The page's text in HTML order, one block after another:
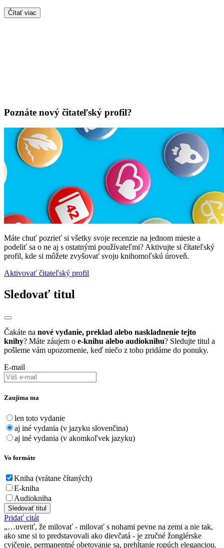
Čítať viac
Poznáte nový čitateľský profil?
Máte chuť pozrieť si všetky svoje recenzie na jednom mieste a
podeliť sa o ne aj s ostatnými používateľmi? Aktivujte si čítateľský
profil, kde si môžete zvyšovať svoju knihomoľskú úroveň.
Aktivovať čitateľský profil
Sledovať titul
Čakáte na nové vydanie, preklad alebo naskladnenie tejto
knihy? Máte záujem o e-knihu alebo audioknihu? Sledujte titul a
pošleme vám upozornenie, keď niečo z toho pridáme do ponuky.
E-mail
Zaujíma ma
len toto vydanie
aj iné vydania (v jazyku slovenčina)
aj iné vydania (v akomkoľvek jazyku)
Vo formáte
Kniha (vrátane čítaných)
E-kniha
Audiokniha
Sledovať titul
Pridať citát
…uveriť, že milovať - milovať s nohami pevne na zemi a nie tak,
ako sme si to predstavovali ako dievčatá - je zručné žonglérske
cvičenie, permanentné obetovanie sa, prehĺtanie ropúch eleganciou.